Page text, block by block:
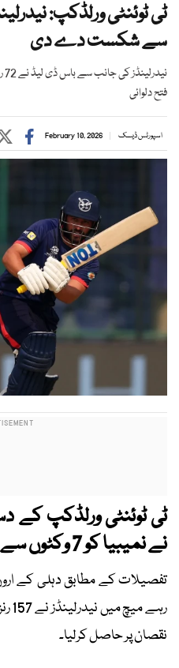
سے شکست دے دی
فتح دلوائی
اسپورٹس ڈیسک February 10, 2026
ٹی ٹوئنٹی ورلڈکپ کے
نے نمیبیا کو 7 وکٹوں سے شکست دے دی۔
تفصیلات کے مطابق دہلی کے
نقصان پر حاصل کرلیا۔